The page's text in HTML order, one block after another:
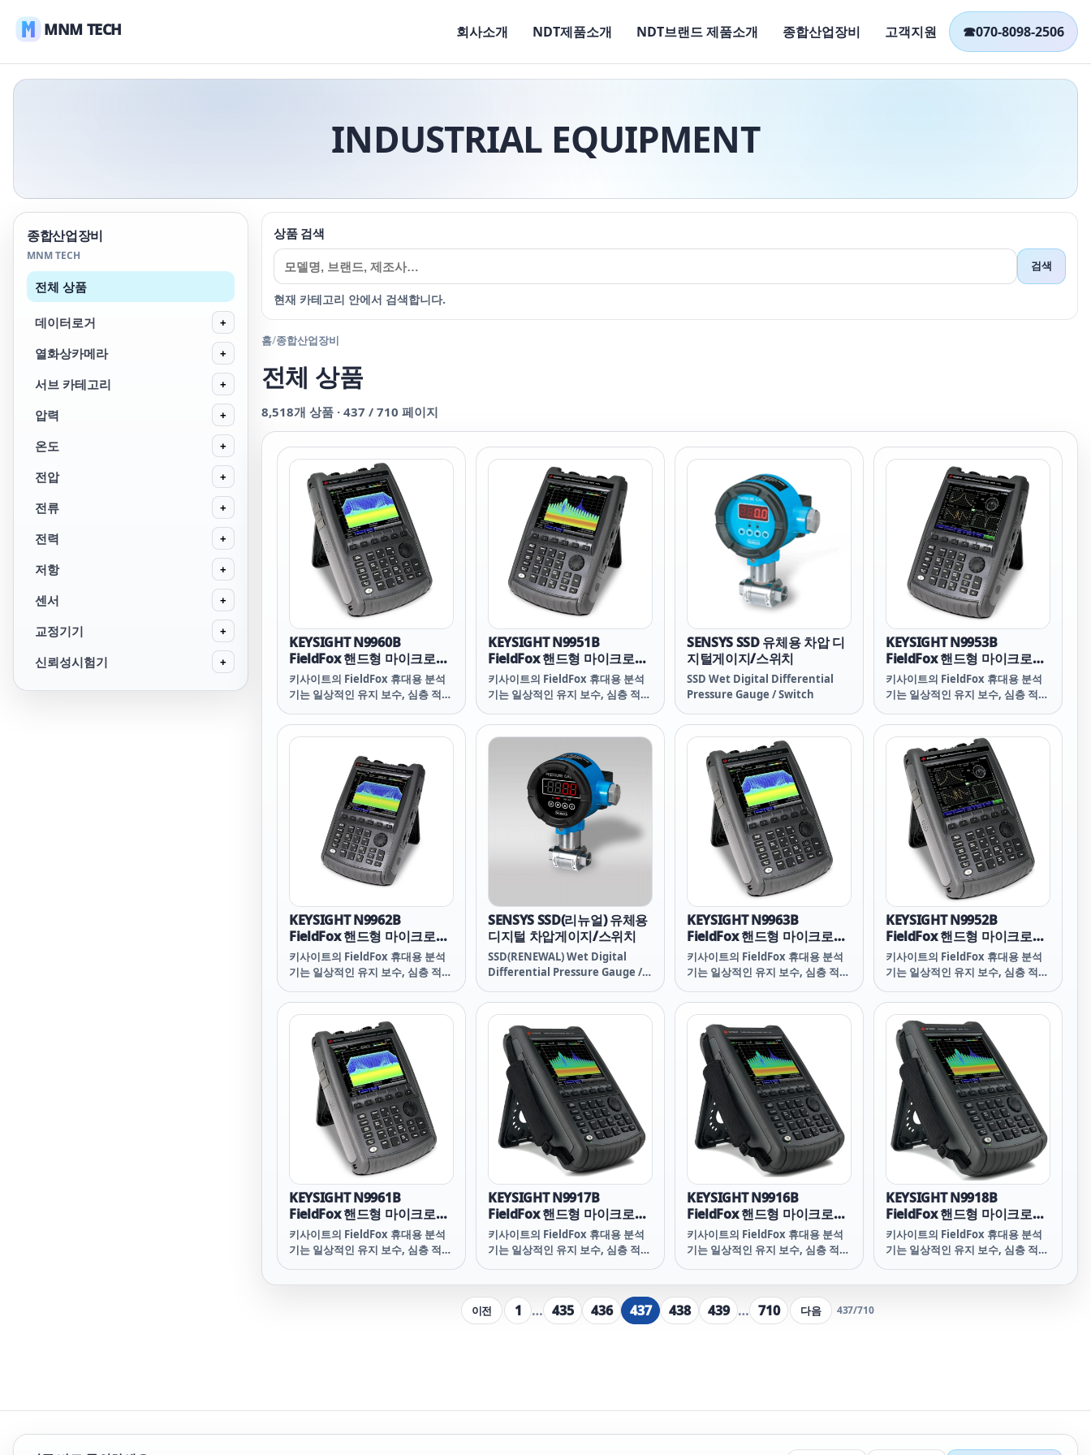
MNM TECH 회사소개 NDT제품소개 NDT브랜드 제품소개 종합산업장비 고객지원 ☎070-8098-2506
INDUSTRIAL EQUIPMENT
종합산업장비
MNM TECH
전체 상품
데이터로거 +
열화상카메라 +
서브 카테고리 +
압력 +
온도 +
전압 +
전류 +
전력 +
저항 +
센서 +
교정기기 +
신뢰성시험기 +
상품 검색
검색
현재 카테고리 안에서 검색합니다.
홈/종합산업장비
전체 상품
8,518개 상품 · 437 / 710 페이지
KEYSIGHT N9960B
FieldFox 핸드형 마이크로파
신호 분석기, 32 GHz
키사이트의 FieldFox 휴대용 분석
기는 일상적인 유지 보수, 심층 적인
업 환경을 처리할 수 있습니다. 요구
사항을 가장 잘 충족하는 소프트웨
어 지원 FieldFox 구성을 선택하십
KEYSIGHT N9951B
FieldFox 핸드형 마이크로파
분석기, 44 GHz
키사이트의 FieldFox 휴대용 분석
기는 일상적인 유지 보수, 심층 적인
업 환경을 처리할 수 있습니다. 요구
사항을 가장 잘 충족하는 소프트웨
어 지원 FieldFox 구성을 선택하십
SENSYS SSD 유체용 차압 디
지털게이지/스위치
SSD Wet Digital Differential
Pressure Gauge / Switch
KEYSIGHT N9953B
FieldFox 핸드형 마이크로파
분석기, 54 GHz
키사이트의 FieldFox 휴대용 분석
기는 일상적인 유지 보수, 심층 적인
업 환경을 처리할 수 있습니다. 요구
사항을 가장 잘 충족하는 소프트웨
어 지원 FieldFox 구성을 선택하십
시오.
KEYSIGHT N9962B
FieldFox 핸드형 마이크로파
신호 분석기, 50 GHz
키사이트의 FieldFox 휴대용 분석
기는 일상적인 유지 보수, 심층 적인
업 환경을 처리할 수 있습니다. 요구
사항을 가장 잘 충족하는 소프트웨
어 지원 FieldFox 구성을 선택하십
시오.
SENSYS SSD(리뉴얼) 유체용
디지털 차압게이지/스위치
SSD(RENEWAL) Wet Digital
Differential Pressure Gauge /
KEYSIGHT N9963B
FieldFox 핸드형 마이크로파
신호 분석기, 54 GHz
키사이트의 FieldFox 휴대용 분석
기는 일상적인 유지 보수, 심층 적인
업 환경을 처리할 수 있습니다. 요구
사항을 가장 잘 충족하는 소프트웨
어 지원 FieldFox 구성을 선택하십
시오.
KEYSIGHT N9952B
FieldFox 핸드형 마이크로파
분석기, 50 GHz
키사이트의 FieldFox 휴대용 분석
기는 일상적인 유지 보수, 심층 적인
업 환경을 처리할 수 있습니다. 요구
사항을 가장 잘 충족하는 소프트웨
어 지원 FieldFox 구성을 선택하십
시오.
KEYSIGHT N9961B
FieldFox 핸드형 마이크로파
신호 분석기, 44 GHz
키사이트의 FieldFox 휴대용 분석
기는 일상적인 유지 보수, 심층 적인
KEYSIGHT N9917B
FieldFox 핸드형 마이크로웨
이브 분석기, 18 GHz
키사이트의 FieldFox 휴대용 분석
기는 일상적인 유지 보수, 심층 적인
사항을 가장 잘 충족하는 키사이트
FieldFox 구성을 선택합니다.
KEYSIGHT N9916B
FieldFox 핸드형 마이크로웨
이브 분석기, 14 GHz
키사이트의 FieldFox 휴대용 분석
기는 일상적인 유지 보수, 심층 적인
사항을 가장 잘 충족하는 키사이트
FieldFox 구성을 선택합니다.
KEYSIGHT N9918B
FieldFox 핸드형 마이크로파
분석기, 26.5 GHz
키사이트의 FieldFox 휴대용 분석
기는 일상적인 유지 보수, 심층 적인
이전 1 … 435 436 437 438 439 … 710 다음 437/710